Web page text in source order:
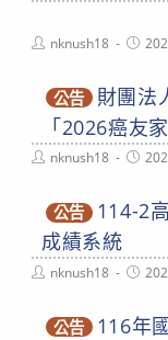
Postnknush18
Post
公告
財團法
「2026癌友
Postnknush18
Post
公告
114-2
成績系統
Postnknush18
Post
公告
116年